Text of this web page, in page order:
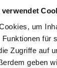
verwendet
um
für
Zugriffe auf
geben
bei
Einzelbilder
die